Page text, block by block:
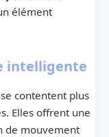
élément
intelligente
se contentent plus
Elles offrent une
de mouvement